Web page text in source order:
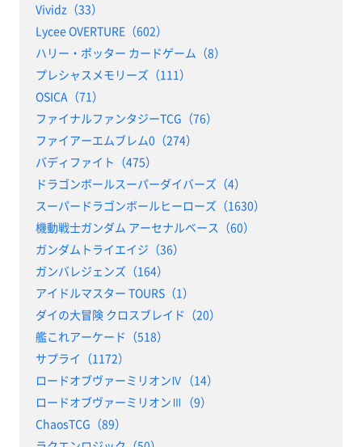
Vividz（33）
Lycee OVERTURE（602）
ハリー・ポッター カードゲーム（8）
プレシャスメモリーズ（111）
OSICA（71）
ファイナルファンタジーTCG（76）
ファイアーエムブレム0（274）
バディファイト（475）
ドラゴンボールスーパーダイバーズ（4）
スーパードラゴンボールヒーローズ（1630）
機動戦士ガンダム アーセナルベース（60）
ガンダムトライエイジ（36）
ガンバレジェンズ（164）
アイドルマスター TOURS（1）
ダイの大冒険 クロスブレイド（20）
艦これアーケード（518）
サプライ（1172）
ロードオブヴァーミリオンⅣ（14）
ロードオブヴァーミリオンⅢ（9）
ChaosTCG（89）